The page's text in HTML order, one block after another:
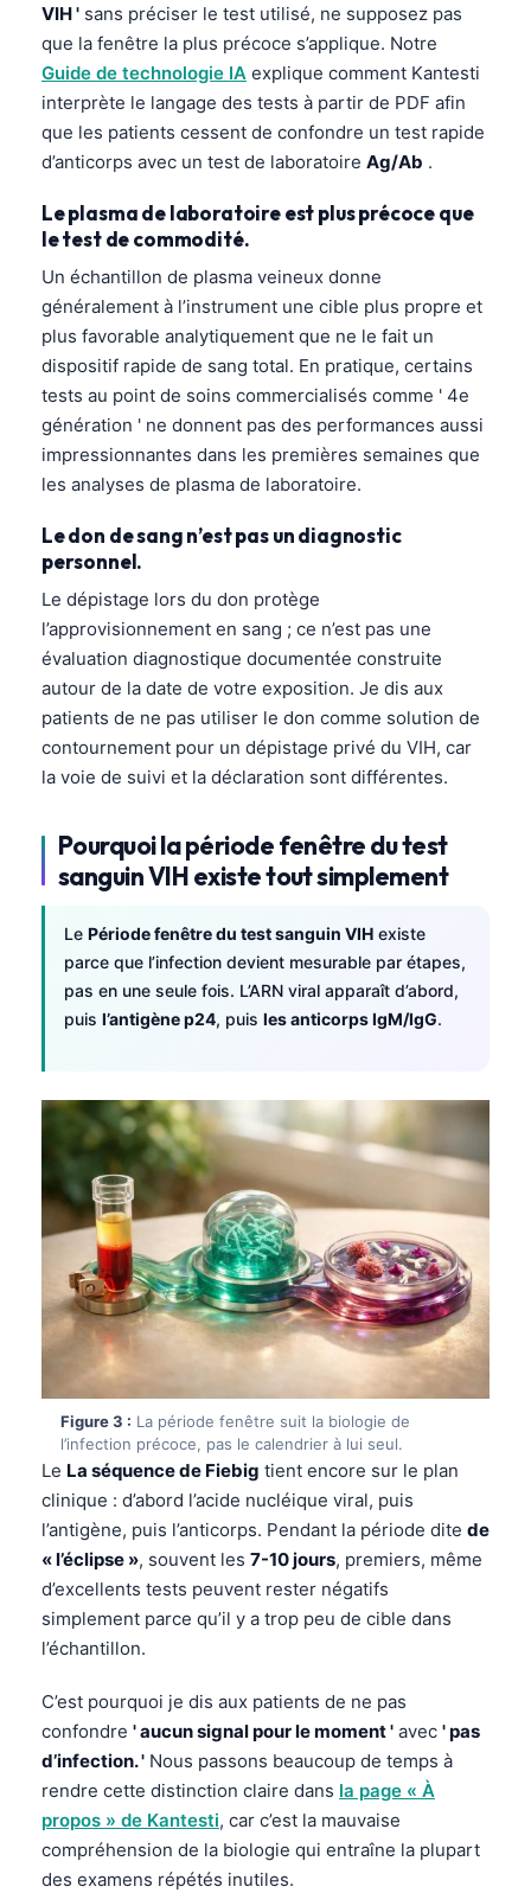
VIH ' sans préciser le test utilisé, ne supposez pas
que la fenêtre la plus précoce s’applique. Notre
Guide de technologie IA explique comment Kantesti
interprète le langage des tests à partir de PDF afin
que les patients cessent de confondre un test rapide
d’anticorps avec un test de laboratoire Ag/Ab .
Le plasma de laboratoire est plus précoce que
le test de commodité.
Un échantillon de plasma veineux donne
généralement à l’instrument une cible plus propre et
plus favorable analytiquement que ne le fait un
dispositif rapide de sang total. En pratique, certains
tests au point de soins commercialisés comme ' 4e
génération ' ne donnent pas des performances aussi
impressionnantes dans les premières semaines que
les analyses de plasma de laboratoire.
Le don de sang n’est pas un diagnostic
personnel.
Le dépistage lors du don protège
l’approvisionnement en sang ; ce n’est pas une
évaluation diagnostique documentée construite
autour de la date de votre exposition. Je dis aux
patients de ne pas utiliser le don comme solution de
contournement pour un dépistage privé du VIH, car
la voie de suivi et la déclaration sont différentes.
Pourquoi la période fenêtre du test
sanguin VIH existe tout simplement
Le Période fenêtre du test sanguin VIH existe
parce que l’infection devient mesurable par étapes,
pas en une seule fois. L’ARN viral apparaît d’abord,
puis l’antigène p24, puis les anticorps IgM/IgG.
Figure 3 : La période fenêtre suit la biologie de
l’infection précoce, pas le calendrier à lui seul.
Le La séquence de Fiebig tient encore sur le plan
clinique : d’abord l’acide nucléique viral, puis
l’antigène, puis l’anticorps. Pendant la période dite de
« l’éclipse », souvent les 7-10 jours, premiers, même
d’excellents tests peuvent rester négatifs
simplement parce qu’il y a trop peu de cible dans
l’échantillon.
C’est pourquoi je dis aux patients de ne pas
confondre ' aucun signal pour le moment ' avec ' pas
d’infection. ' Nous passons beaucoup de temps à
rendre cette distinction claire dans la page « À
propos » de Kantesti, car c’est la mauvaise
compréhension de la biologie qui entraîne la plupart
des examens répétés inutiles.